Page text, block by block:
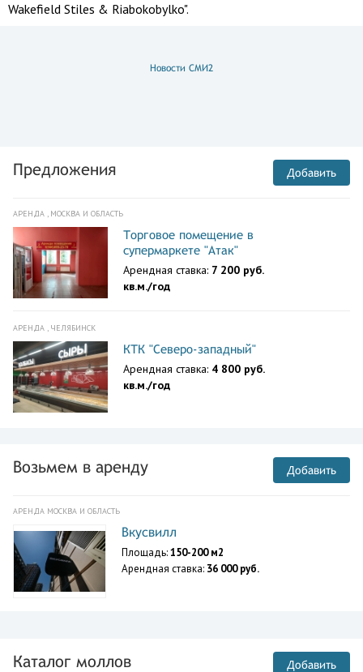
Wakefield Stiles & Riabokobylko".
Новости СМИ2
Предложения Добавить
АРЕНДА , МОСКВА И ОБЛАСТЬ
Торговое помещение в
супермаркете "Атак"
Арендная ставка: 7 200 руб.
кв.м./год
АРЕНДА , ЧЕЛЯБИНСК
КТК "Северо-западный"
Арендная ставка: 4 800 руб.
кв.м./год
Возьмем в аренду Добавить
АРЕНДА МОСКВА И ОБЛАСТЬ
Вкусвилл
Площадь:150-200 м2
Арендная ставка: 36 000 руб.
Каталог моллов Добавить